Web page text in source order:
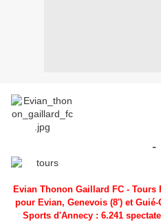
-
Evian Thonon Gaillard FC - Tours
pour Evian, Genevois (8') et
Sports d'Annecy : 6.241